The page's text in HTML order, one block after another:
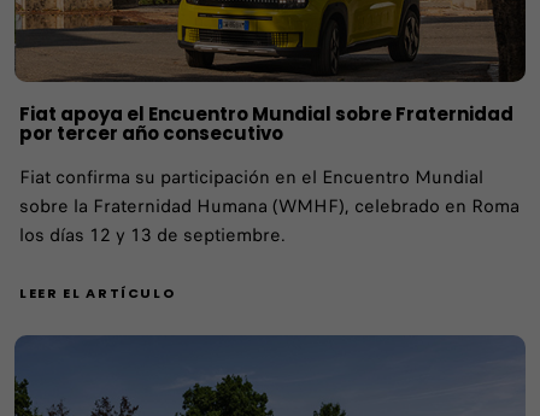
Fiat apoya el Encuentro Mundial sobre Fraternidad
por tercer año consecutivo
Fiat confirma su participación en el Encuentro Mundial
sobre la Fraternidad Humana (WMHF), celebrado en Roma
los días 12 y 13 de septiembre.
LEER EL ARTÍCULO